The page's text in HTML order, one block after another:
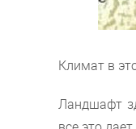
Климат в
Ландшафт